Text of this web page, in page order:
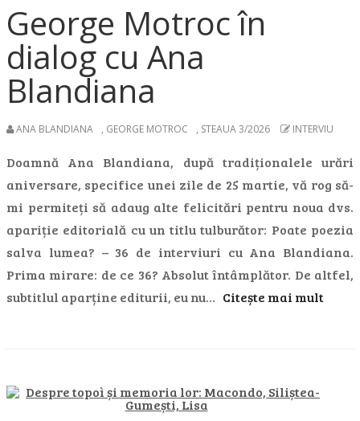
George Motroc în
dialog cu Ana
Blandiana
ANA BLANDIANA , GEORGE MOTROC , STEAUA 3/2026 INTERVIU
Doamnă Ana Blandiana, după tradiționalele urări
aniversare, specifice unei zile de 25 martie, vă rog să-
mi permiteți să adaug alte felicitări pentru noua dvs.
apariție editorială cu un titlu tulburător: Poate poezia
salva lumea? – 36 de interviuri cu Ana Blandiana.
Prima mirare: de ce 36? Absolut întâmplător. De altfel,
subtitlul aparține editurii, eu nu… Citește mai mult